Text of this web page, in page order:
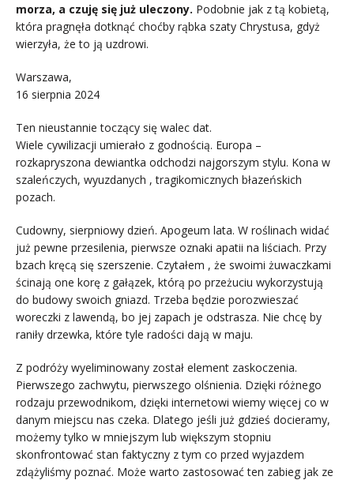
morza, a czuję się już uleczony. Podobnie jak z tą kobietą,
która pragnęła dotknąć choćby rąbka szaty Chrystusa, gdyż
wierzyła, że to ją uzdrowi.
Warszawa,
16 sierpnia 2024
Ten nieustannie toczący się walec dat.
Wiele cywilizacji umierało z godnością. Europa –
rozkapryszona dewiantka odchodzi najgorszym stylu. Kona w
szaleńczych, wyuzdanych , tragikomicznych błazeńskich
pozach.
Cudowny, sierpniowy dzień. Apogeum lata. W roślinach widać
już pewne przesilenia, pierwsze oznaki apatii na liściach. Przy
bzach kręcą się szerszenie. Czytałem , że swoimi żuwaczkami
ścinają one korę z gałązek, którą po przeżuciu wykorzystują
do budowy swoich gniazd. Trzeba będzie porozwieszać
woreczki z lawendą, bo jej zapach je odstrasza. Nie chcę by
raniły drzewka, które tyle radości dają w maju.
Z podróży wyeliminowany został element zaskoczenia.
Pierwszego zachwytu, pierwszego olśnienia. Dzięki różnego
rodzaju przewodnikom, dzięki internetowi wiemy więcej co w
danym miejscu nas czeka. Dlatego jeśli już gdzieś docieramy,
możemy tylko w mniejszym lub większym stopniu
skonfrontować stan faktyczny z tym co przed wyjazdem
zdążyliśmy poznać. Może warto zastosować ten zabieg jak ze